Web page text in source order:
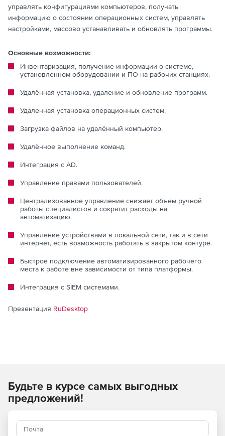
управлять конфигурациями компьютеров, получать
информацию о состоянии операционных систем, управлять
настройками, массово устанавливать и обновлять программы.
Основные возможности:
Инвентаризация, получение информации о системе,
установленном оборудовании и ПО на рабочих станциях.
Удалённая установка, удаление и обновление программ.
Удаленная установка операционных систем.
Загрузка файлов на удалённый компьютер.
Удалённое выполнение команд.
Интеграция с AD.
Управление правами пользователей.
Централизованное управление снижает объём ручной
работы специалистов и сократит расходы на
автоматизацию.
Управление устройствами в локальной сети, так и в сети
интернет, есть возможность работать в закрытом контуре.
Быстрое подключение автоматизированного рабочего
места к работе вне зависимости от типа платформы.
Интеграция с SIEM системами.
Презентация RuDesktop
Будьте в курсе самых выгодных
предложений!